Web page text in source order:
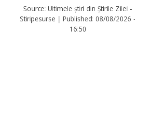
Source:Ultimele știri din Știrile Zilei -
Stiripesurse |Published:08/08/2026 -
16:50